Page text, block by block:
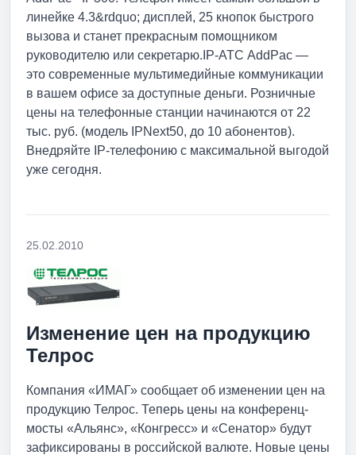
линейке 4.3&rdquo; дисплей, 25 кнопок быстрого
вызова и станет прекрасным помощником
руководителю или секретарю.IP-АТС AddPac —
это современные мультимедийные коммуникации
в вашем офисе за доступные деньги. Розничные
цены на телефонные станции начинаются от 22
тыс. руб. (модель IPNext50, до 10 абонентов).
Внедряйте IP-телефонию с максимальной выгодой
уже сегодня.
25.02.2010
Изменение цен на продукцию
Телрос
Компания «ИМАГ» сообщает об изменении цен на
продукцию Телрос. Теперь цены на конференц-
мосты «Альянс», «Конгресс» и «Сенатор» будут
зафиксированы в российской валюте. Новые цены